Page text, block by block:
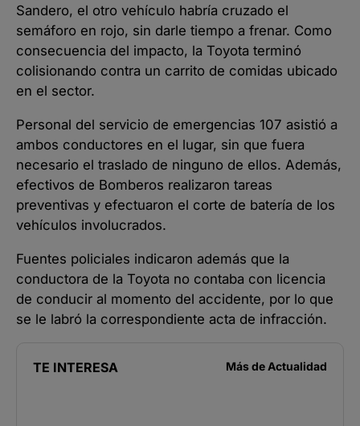
Sandero, el otro vehículo habría cruzado el
semáforo en rojo, sin darle tiempo a frenar. Como
consecuencia del impacto, la Toyota terminó
colisionando contra un carrito de comidas ubicado
en el sector.
Personal del servicio de emergencias 107 asistió a
ambos conductores en el lugar, sin que fuera
necesario el traslado de ninguno de ellos. Además,
efectivos de Bomberos realizaron tareas
preventivas y efectuaron el corte de batería de los
vehículos involucrados.
Fuentes policiales indicaron además que la
conductora de la Toyota no contaba con licencia
de conducir al momento del accidente, por lo que
se le labró la correspondiente acta de infracción.
TE INTERESA Más deActualidad